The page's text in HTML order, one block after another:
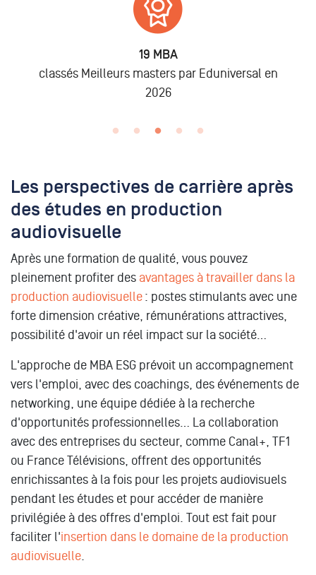
6 875Alumni
lors des promo 2019 à 2025
Les perspectives de carrière après
des études en production
audiovisuelle
Après une formation de qualité, vous pouvez
pleinement profiter des avantages à travailler dans la
production audiovisuelle : postes stimulants avec une
forte dimension créative, rémunérations attractives,
possibilité d'avoir un réel impact sur la société…
L'approche de MBA ESG prévoit un accompagnement
vers l'emploi, avec des coachings, des événements de
networking, une équipe dédiée à la recherche
d'opportunités professionnelles… La collaboration
avec des entreprises du secteur, comme Canal+, TF1
ou France Télévisions, offrent des opportunités
enrichissantes à la fois pour les projets audiovisuels
pendant les études et pour accéder de manière
privilégiée à des offres d'emploi. Tout est fait pour
faciliter l'insertion dans le domaine de la production
audiovisuelle.